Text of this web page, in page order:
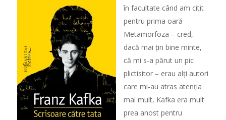
în facultate când am citit
pentru prima oară
Metamorfoza – cred,
dacă mai țin bine minte,
că mi s-a părut un pic
plictisitor – erau alți autori
care mi-au atras atenția
mai mult, Kafka era mult
prea anost pentru